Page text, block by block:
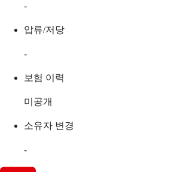
-
압류/저당
-
보험 이력
미공개
소유자 변경
-